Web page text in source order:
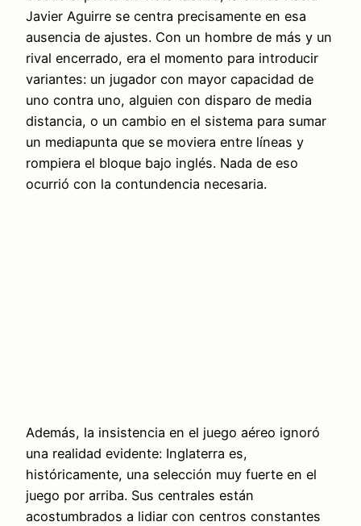
Javier Aguirre se centra precisamente en esa
ausencia de ajustes. Con un hombre de más y un
rival encerrado, era el momento para introducir
variantes: un jugador con mayor capacidad de
uno contra uno, alguien con disparo de media
distancia, o un cambio en el sistema para sumar
un mediapunta que se moviera entre líneas y
rompiera el bloque bajo inglés. Nada de eso
ocurrió con la contundencia necesaria.
Además, la insistencia en el juego aéreo ignoró
una realidad evidente: Inglaterra es,
históricamente, una selección muy fuerte en el
juego por arriba. Sus centrales están
acostumbrados a lidiar con centros constantes